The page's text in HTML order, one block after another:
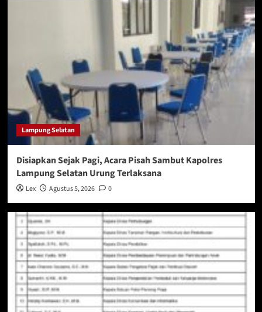
Lampung Selatan
Disiapkan Sejak Pagi, Acara Pisah Sambut Kapolres
Lampung Selatan Urung Terlaksana
Lex Agustus 5, 2026 0